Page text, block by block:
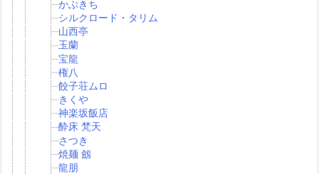
かぶきち
シルクロード・タリム
山西亭
玉蘭
宝龍
権八
餃子荘ムロ
きくや
神楽坂飯店
酔床 梵天
さつき
焼麺 劔
龍朋